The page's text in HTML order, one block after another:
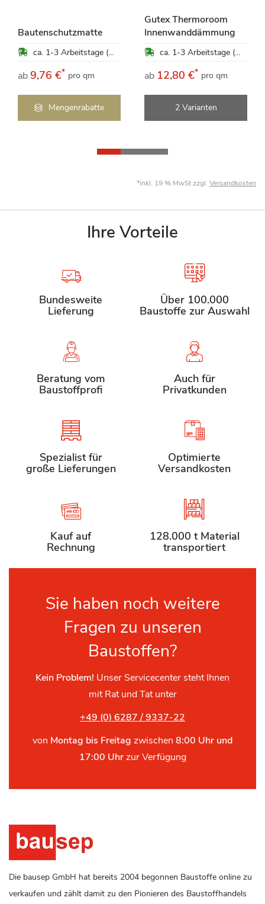
Bautenschutzmatte
ca. 1-3 Arbeitstage (Mo-Fr)
ab9,76 €* pro qm
Mengenrabatte
Gutex Thermoroom
Innenwanddämmung
ca. 1-3 Arbeitstage (Mo-Fr)
ab 12,80 €* pro qm
2 Varianten
*inkl. 19 % MwSt zzgl. Versandkosten
Ihre Vorteile
Bundesweite
Lieferung
Über 100.000
Baustoffe zur Auswahl
Beratung vom
Baustoffprofi
Auch für
Privatkunden
Spezialist für
große Lieferungen
Optimierte
Versandkosten
Kauf auf
Rechnung
128.000 t Material
transportiert
Sie haben noch weitere
Fragen zu unseren
Baustoffen?
Kein Problem! Unser Servicecenter steht Ihnen
mit Rat und Tat unter
+49 (0) 6287 / 9337-22
von Montag bis Freitag zwischen 8:00 Uhr und
17:00 Uhrzur Verfügung
Die bausep GmbH hat bereits 2004 begonnen Baustoffe online zu
verkaufen und zählt damit zu den Pionieren des Baustoffhandels